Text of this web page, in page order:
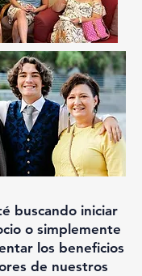
buscando iniciar
o simplemente
los beneficios
de nuestros